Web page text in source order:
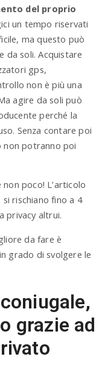
del proprio
un tempo riservati
ma questo può
da soli. Acquistare
gps,
non è più una
agire da soli può
perché la
Senza contare poi
non potranno poi
poco! L’articolo
si rischiano fino a 4
privacy altrui.
da fare è
grado di svolgere le
grazie ad